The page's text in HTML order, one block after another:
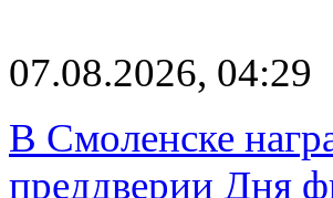
07.08.2026, 04:29
В Смоленске
преддверии Дня